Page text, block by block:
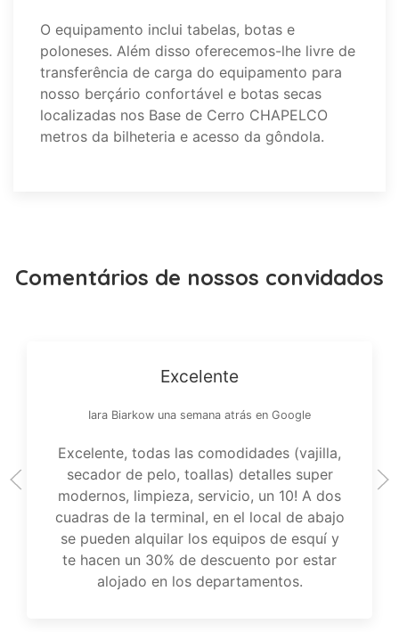
O equipamento inclui tabelas, botas e
poloneses. Além disso oferecemos-lhe livre de
transferência de carga do equipamento para
nosso berçário confortável e botas secas
localizadas nos Base de Cerro CHAPELCO
metros da bilheteria e acesso da gôndola.
Comentários de nossos convidados
Excelente
Iara Biarkow una semana atrás en Google
Excelente, todas las comodidades (vajilla,
secador de pelo, toallas) detalles super
modernos, limpieza, servicio, un 10! A dos
cuadras de la terminal, en el local de abajo
se pueden alquilar los equipos de esquí y
te hacen un 30% de descuento por estar
alojado en los departamentos.